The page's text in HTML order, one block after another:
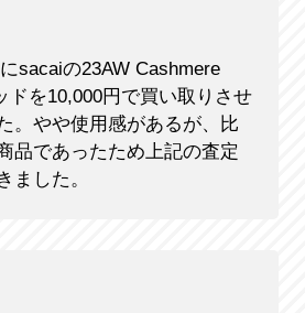
sacaiの23AW Cashmere
ドを10,000円で買い取りさせ
。やや使用感があるが、比
品であったため上記の査定
ました。